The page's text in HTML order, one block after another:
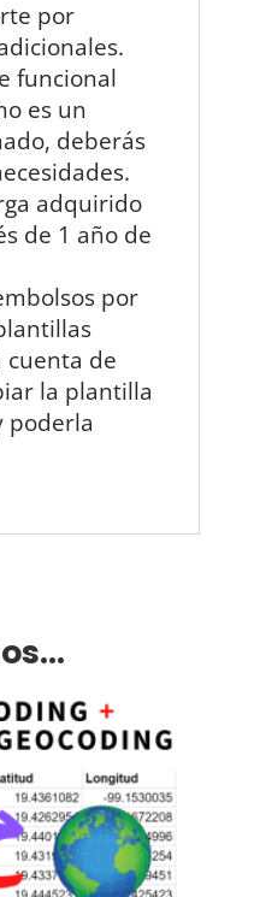
por
funcional
es un
deberás
adquirido
de 1 año de
por
cuenta de
la plantilla
poderla